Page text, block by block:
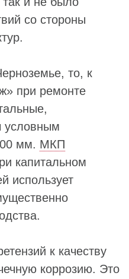
со стороны
то, к
при ремонте
условным
мм. МКП
капитальном
использует
к качеству
коррозию. Это